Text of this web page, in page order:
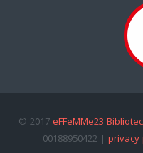
© 2017 eFFeMMe23
00188950422 | privacy